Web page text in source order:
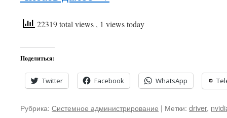
22319 total views , 1 views today
Поделиться:
Twitter Facebook WhatsApp
Рубрика: Системное администрирование | Метки: driver,